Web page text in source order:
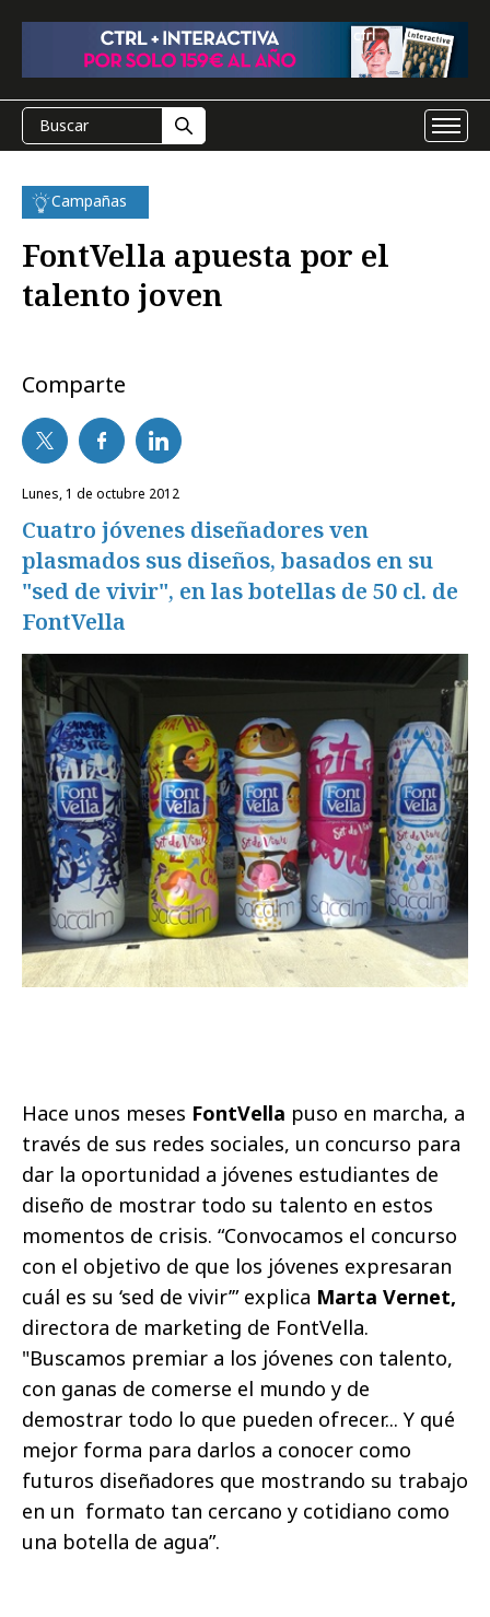
Campañas
FontVella apuesta por el
talento joven
Comparte
lunes, 1 de octubre 2012
Cuatro jóvenes diseñadores ven
plasmados sus diseños, basados en su
"sed de vivir", en las botellas de 50 cl. de
FontVella
Hace unos meses FontVella puso en marcha, a
través de sus redes sociales, un concurso para
dar la oportunidad a jóvenes estudiantes de
diseño de mostrar todo su talento en estos
momentos de crisis. “Convocamos el concurso
con el objetivo de que los jóvenes expresaran
cuál es su ‘sed de vivir’” explica Marta Vernet,
directora de marketing de FontVella.
"Buscamos premiar a los jóvenes con talento,
con ganas de comerse el mundo y de
demostrar todo lo que pueden ofrecer... Y qué
mejor forma para darlos a conocer como
futuros diseñadores que mostrando su trabajo
en un formato tan cercano y cotidiano como
una botella de agua”.